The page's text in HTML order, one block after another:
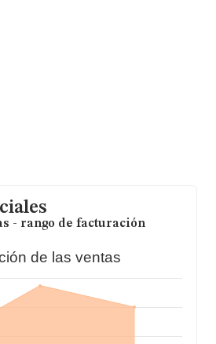
- rango de facturación
de las ventas